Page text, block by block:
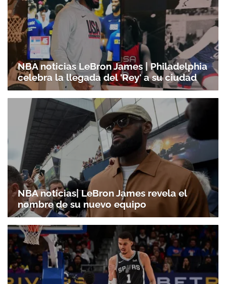
NBA noticias LeBron James | Philadelphia
celebra la llegada del 'Rey' a su ciudad
NBA noticias| LeBron James revela el
nombre de su nuevo equipo